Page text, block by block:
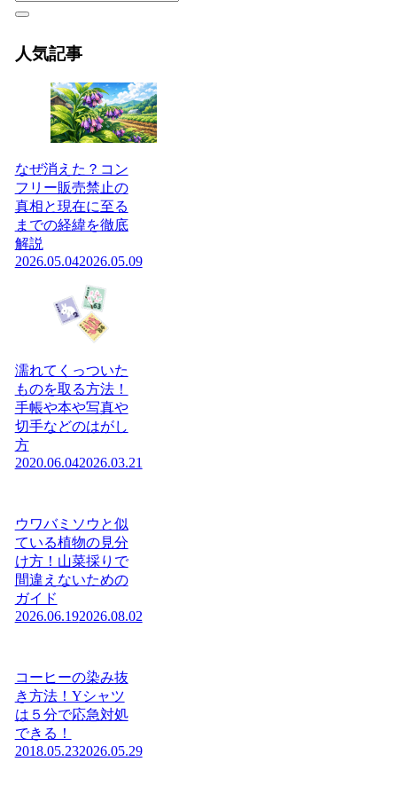
人気記事
なぜ消えた？コン
フリー販売禁止の
真相と現在に至る
までの経緯を徹底
解説
2026.05.042026.05.09
濡れてくっついた
ものを取る方法！
手帳や本や写真や
切手などのはがし
方
2020.06.042026.03.21
ウワバミソウと似
ている植物の見分
け方！山菜採りで
間違えないための
ガイド
2026.06.192026.08.02
コーヒーの染み抜
き方法！Yシャツ
は５分で応急対処
できる！
2018.05.232026.05.29